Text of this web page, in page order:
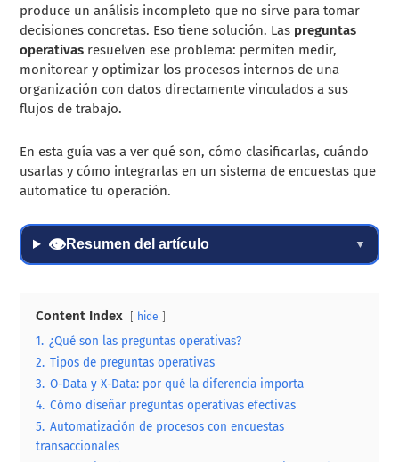
produce un análisis incompleto que no sirve para tomar
decisiones concretas. Eso tiene solución. Las preguntas
operativas resuelven ese problema: permiten medir,
monitorear y optimizar los procesos internos de una
organización con datos directamente vinculados a sus
flujos de trabajo.
En esta guía vas a ver qué son, cómo clasificarlas, cuándo
usarlas y cómo integrarlas en un sistema de encuestas que
automatice tu operación.
👁Resumen del artículo ▼
Content Index hide
1. ¿Qué son las preguntas operativas?
2. Tipos de preguntas operativas
3. O-Data y X-Data: por qué la diferencia importa
4. Cómo diseñar preguntas operativas efectivas
5. Automatización de procesos con encuestas
transaccionales